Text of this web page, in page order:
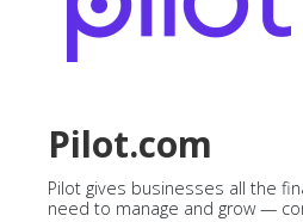
Pilot.com
Pilot gives businesses all the
need to manage and grow —